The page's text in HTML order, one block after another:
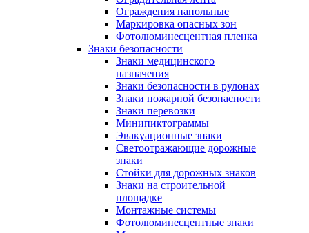
Ограждения напольные
Маркировка опасных зон
Фотолюминесцентная пленка
Знаки безопасности
Знаки медицинского
назначения
Знаки безопасности в рулонах
Знаки пожарной безопасности
Знаки перевозки
Минипиктограммы
Эвакуационные знаки
Светоотражающие дорожные
знаки
Стойки для дорожных знаков
Знаки на строительной
площадке
Монтажные системы
Фотолюминесцентные знаки